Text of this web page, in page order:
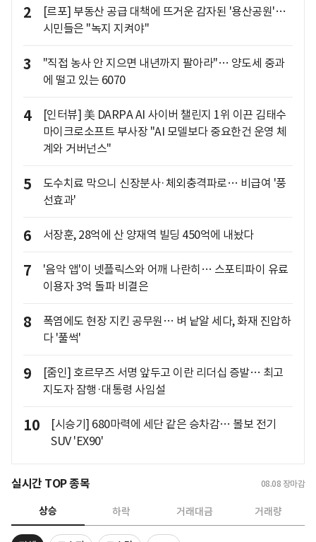
2
[르포] 부동산 공급 대책에 뜨거운 감자된 '용산공원'…
시민들은 "녹지 지켜야"
3
"직접 농사 안 지으면 내년까지 팔아라"… 양도세 중과
에 떨고 있는 6070
4
[인터뷰] 美 DARPA AI 사이버 챌린지 1위 이끈 김태수
마이크로소프트 부사장 "AI 모델보다 중요한건 운영 체
계와 거버넌스"
5
도수치료 막으니 신장분사·체외충격파로… 비급여 '풍
선효과'
6 서장훈, 28억에 산 양재역 빌딩 450억에 내놨다
7
'음악 앱'이 넷플릭스와 어깨 나란히… 스포티파이 유료
이용자 3억 돌파 비결은
8
폭염에도 현장 지킨 공무원… 벼 낱알 세다, 화재 진압하
다 '풀썩'
9
[줌인] 호르무즈 서명 앞두고 이란 리더십 증발… 최고
지도자 잠행·대통령 사임설
10
[시승기] 680마력에 세단 같은 승차감… 볼보 전기
SUV 'EX90'
실시간 TOP 종목 08.08 장마감
상승 하락 거래대금 거래량